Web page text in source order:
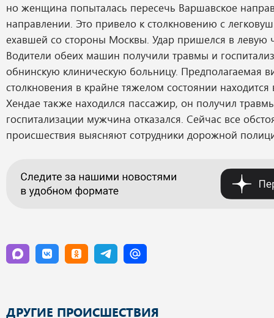
но женщина попыталась пересечь Варшавское
направлении. Это привело к столкновению с
ехавшей со стороны Москвы. Удар пришелся в левую
Водители обеих машин получили травмы и
обнинскую клиническую больницу. Предполагаемая
столкновения в крайне тяжелом состоянии
Хендае также находился пассажир, он получил
госпитализации мужчина отказался. Сейчас все
происшествия выясняют сотрудники дорожной
ДРУГИЕ ПРОИСШЕСТВИЯ